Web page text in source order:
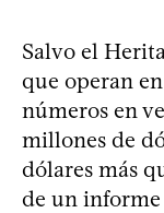
Salvo el
que operan
números en
millones de
dólares más
de un